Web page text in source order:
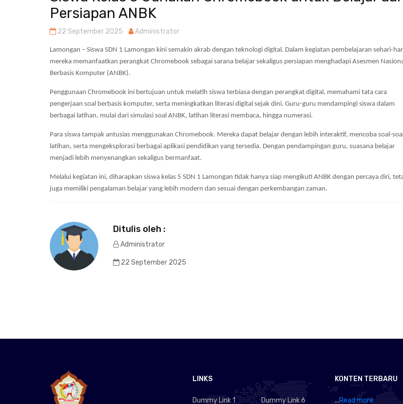
Persiapan ANBK
22 September 2025 Administrator
Lamongan – Siswa SDN 1 Lamongan kini semakin akrab dengan teknologi digital. Dalam kegiatan pembelajaran sehari-
mereka memanfaatkan perangkat Chromebook sebagai sarana belajar sekaligus persiapan menghadapi Asesmen
Berbasis Komputer (ANBK).
Penggunaan Chromebook ini bertujuan untuk melatih siswa terbiasa dengan perangkat digital, memahami tata cara
pengerjaan soal berbasis komputer, serta meningkatkan literasi digital sejak dini. Guru-guru mendampingi siswa dalam
berbagai latihan, mulai dari simulasi soal ANBK, latihan literasi membaca, hingga numerasi.
Para siswa tampak antusias menggunakan Chromebook. Mereka dapat belajar dengan lebih interaktif, mencoba soal-soal
latihan, serta mengeksplorasi berbagai aplikasi pendidikan yang tersedia. Dengan pendampingan guru, suasana belajar
menjadi lebih menyenangkan sekaligus bermanfaat.
Melalui kegiatan ini, diharapkan siswa kelas 5 SDN 1 Lamongan tidak hanya siap mengikuti ANBK dengan percaya diri,
juga memiliki pengalaman belajar yang lebih modern dan sesuai dengan perkembangan zaman.
Ditulis oleh :
Administrator
22 September 2025
LINKS
Dummy Link 1 Dummy Link 6
KONTEN TERBARU
...Read more